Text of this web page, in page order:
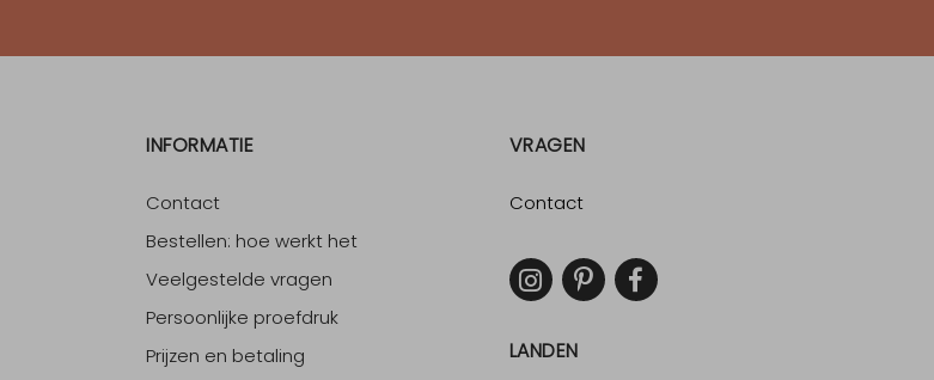
INFORMATIE
Contact
Bestellen: hoe werkt het
Veelgestelde vragen
Persoonlijke proefdruk
Prijzen en betaling
VRAGEN
Contact
LANDEN